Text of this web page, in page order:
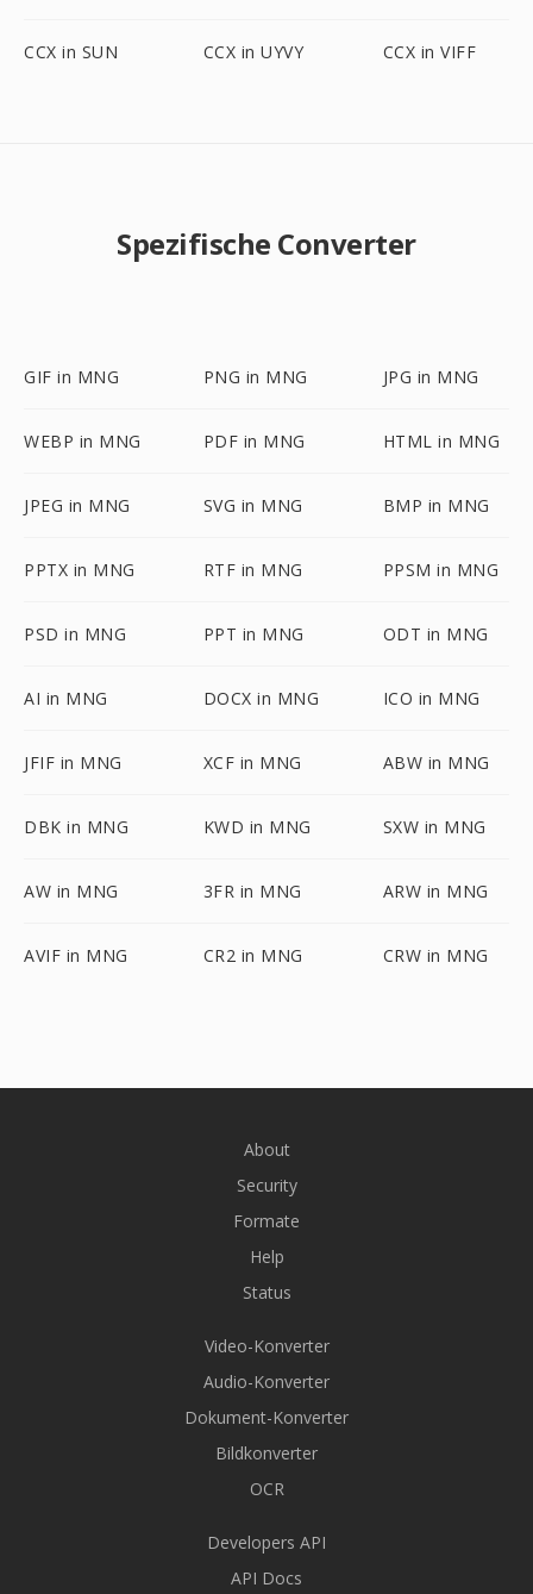
CCX in SUN CCX in UYVY CCX in VIFF
Spezifische Converter
GIF in MNG PNG in MNG JPG in MNG
WEBP in MNG PDF in MNG HTML in MNG
JPEG in MNG SVG in MNG BMP in MNG
PPTX in MNG RTF in MNG PPSM in MNG
PSD in MNG PPT in MNG ODT in MNG
AI in MNG DOCX in MNG ICO in MNG
JFIF in MNG XCF in MNG ABW in MNG
DBK in MNG KWD in MNG SXW in MNG
AW in MNG 3FR in MNG ARW in MNG
AVIF in MNG CR2 in MNG CRW in MNG
About
Security
Formate
Help
Status
Video-Konverter
Audio-Konverter
Dokument-Konverter
Bildkonverter
OCR
Developers API
API Docs